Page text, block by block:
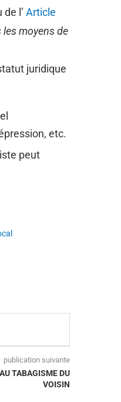
l’ Article
moyens de
juridique
etc.
peut
publication suivante
TABAGISME DU
VOISIN